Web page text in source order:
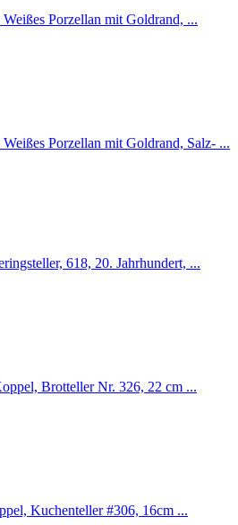
Porzellan mit Goldrand, ...
Porzellan mit Goldrand, Salz- ...
618, 20. Jahrhundert, ...
Brotteller Nr. 326, 22 cm ...
Kuchenteller #306, 16cm ...